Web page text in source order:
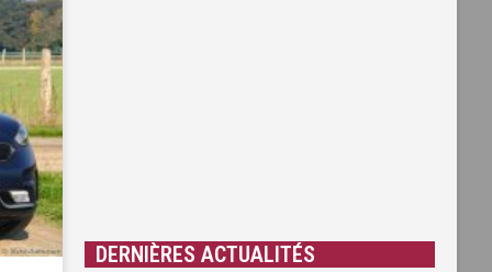
DERNIÈRES ACTUALITÉS